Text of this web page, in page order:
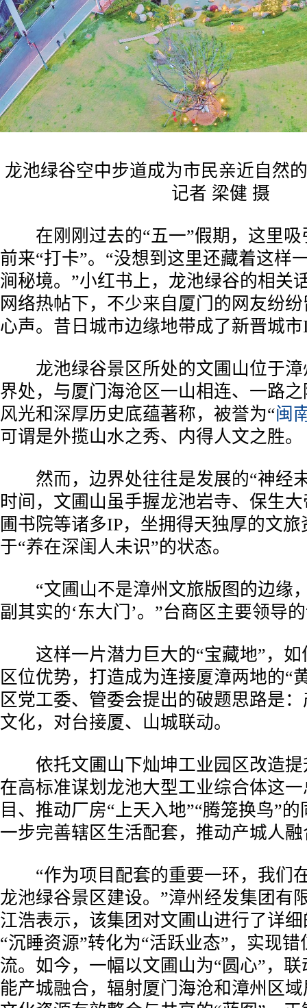
龙池绿谷空中步道成为市民亲近自然
记者 梁健 摄
在刚刚过去的“五一”假期，这里吸
前来“打卡”。“没想到这里还藏着这样
涧秘境。”小红书上，龙池绿谷的相关
网络热帖下，不少来自厦门的网友纷
心声。昔日城市边缘地带成了新晋城市
龙池绿谷景区所处的文圃山位于漳
界处，与厦门海沧区一山相连、一路
风光和深厚历史底蕴著称，被誉为“闽
可谓是外揽山水之秀、内得人文之胜。
然而，边界处往往是发展的“神经
时间，文圃山虽手握龙池岩寺、保生
圃书院等诸多IP，坐拥得天独厚的文
于“养在深闺人未识”的状态。
“文圃山不是漳州文旅版图的边缘
副其实的‘东大门’。”台商区主要领导
这样一片潜力巨大的“宝藏地”，如
区位优势，打造成为连接厦漳两地的“
区党工委、管委会提出的破题思路是
文化，对台接厦、山城联动。
依托文圃山下灿坤工业园区改造提
在高标准谋划龙池大型工业综合体这
目、推动厂房“上天入地”“腾笼换鸟”
一步完善辖区生活配套，推动产城人
“作为项目配套的重要一环，我们
龙池绿谷景区建设。”漳州经发集团有
江浩表示，该集团对文圃山进行了详
“沉睡资源”转化为“活跃业态”，实现
流。如今，一幅以文圃山为“圆心”，
能产城融合，辐射厦门海沧和漳州区